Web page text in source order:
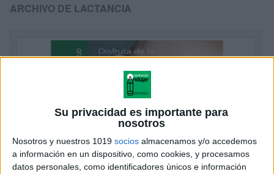
Su privacidad es importante para
nosotros
Nosotros y nuestros 1019 socios almacenamos y/o accedemos
a información en un dispositivo, como cookies, y procesamos
datos personales, como identificadores únicos e información
ARCHIVO DE LACTANCIA